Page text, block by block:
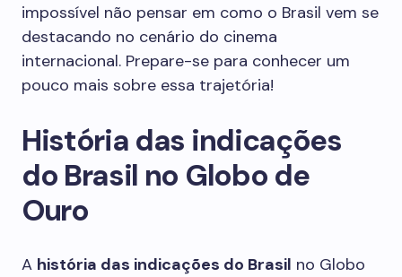
impossível não pensar em como o Brasil vem se
destacando no cenário do cinema
internacional. Prepare-se para conhecer um
pouco mais sobre essa trajetória!
História das indicações
do Brasil no Globo de
Ouro
A história das indicações do Brasil no Globo